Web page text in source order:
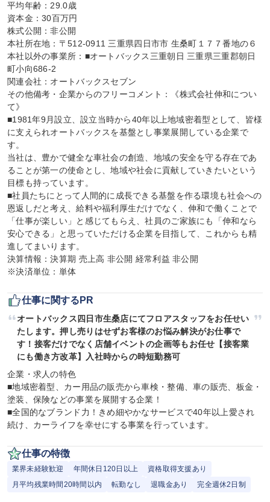
平均年齢：29.0歳
資本金：30百万円
株式公開：非公開
本社所在地：〒512-0911 三重県四日市市 生桑町１７７番地の６
本社以外の事業所：■オートバックス三重朝日 三重県三重郡朝日
町小向686-2
関連会社：オートバックスセブン
その他備考・企業からのフリーコメント：《株式会社伸和につい
て》
■1981年9月設立、設立当時から40年以上地域密着型として、皆様
に支えられオートバックスを基盤とし事業展開している企業で
す。
当社は、豊かで健全な車社会の創造、地域の安全を守る存在であ
ることが第一の使命とし、地域や社会に貢献していきたいという
目標も持っています。
■社員たちにとって人間的に成長できる基盤を作る環境も社会への
恩返しだと考え、給料や福利厚生だけでなく、伸和で働くことで
「仕事が楽しい」と感じてもらえ、社員のご家族にも「伸和なら
安心できる」と思っていただける企業を目指して、これからも精
進してまいります。
決算情報：決算期 売上高 非公開 経常利益 非公開
※決済単位：単体
仕事に関するPR
オートバックス四日市生桑店にてフロアスタッフをお任せい
たします。押し売りはせずお客様のお悩み解決がお仕事で
す！接客だけでなく店舗イベントの企画等もお任せ【接客業
にも働き方改革】入社時からの時短勤務可
企業・求人の特色
■地域密着型、カー用品の販売から車検・整備、車の販売、板金・
塗装、保険などの事業を展開する企業！
■全国的なブランド力！きめ細やかなサービスで40年以上愛され
続け、カーライフを幸せにする事業を行っています。
仕事の特徴
業界未経験歓迎 年間休日120日以上
資格取得支援あり
月平均残業時間20時間以内
転勤なし 退職金あり 完全週休2日制